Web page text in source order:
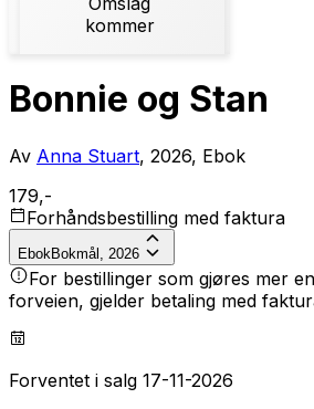
kommer
Bonnie og Stan
Av Anna Stuart, 2026, Ebok
179,-
Forhåndsbestilling med faktura
EbokBokmål, 2026
For bestillinger som gjøres mer
forveien, gjelder betaling med
Forventet i salg 17-11-2026